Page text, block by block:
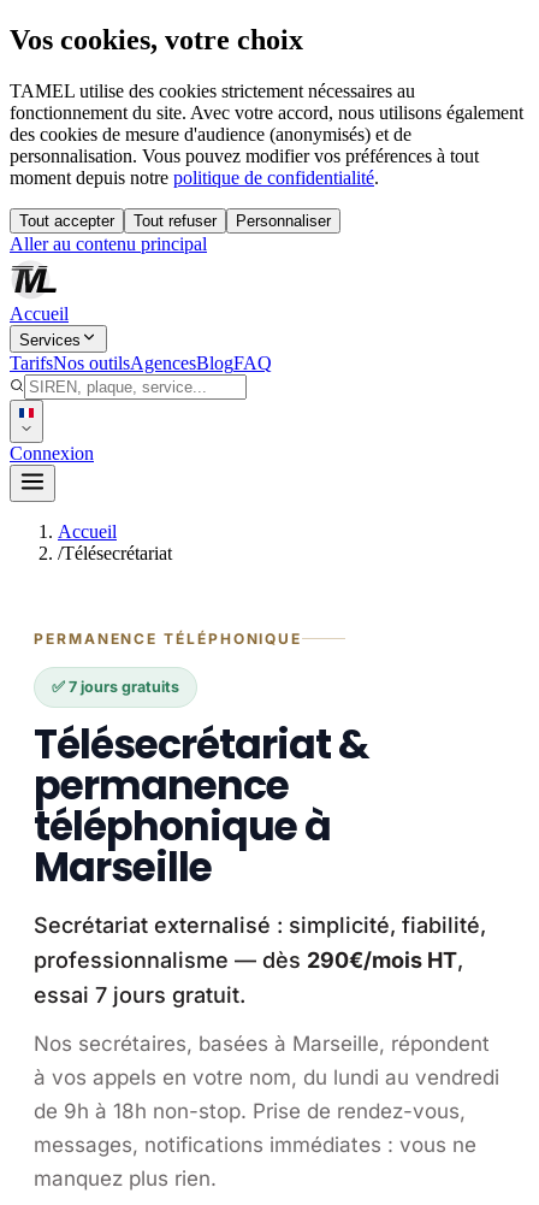
Vos cookies, votre choix
TAMEL utilise des cookies strictement nécessaires au
fonctionnement du site. Avec votre accord, nous utilisons également
des cookies de mesure d'audience (anonymisés) et de
personnalisation. Vous pouvez modifier vos préférences à tout
moment depuis notre politique de confidentialité.
Tout accepter Tout refuser Personnaliser
Aller au contenu principal
Accueil
Services
TarifsNos outilsAgencesBlogFAQ
Connexion
Accueil
/Télésecrétariat
PERMANENCE TÉLÉPHONIQUE
✅ 7 jours gratuits
Télésecrétariat &
permanence
téléphonique à
Marseille
Secrétariat externalisé : simplicité, fiabilité,
professionnalisme — dès 290€/mois HT,
essai 7 jours gratuit.
Nos secrétaires, basées à Marseille, répondent
à vos appels en votre nom, du lundi au vendredi
de 9h à 18h non-stop. Prise de rendez-vous,
messages, notifications immédiates : vous ne
manquez plus rien.